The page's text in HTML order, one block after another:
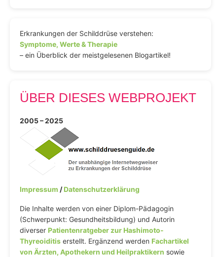
Erkrankungen der Schilddrüse verstehen:
Symptome, Werte & Therapie
– ein Überblick der meistgelesenen Blogartikel!
ÜBER DIESES WEBPROJEKT
2005 – 2025
Impressum /Datenschutzerklärung
Die Inhalte werden von einer Diplom-Pädagogin
(Schwerpunkt: Gesundheitsbildung) und Autorin
diverser Patientenratgeber zur Hashimoto-
Thyreoiditis erstellt. Ergänzend werden Fachartikel
von Ärzten, Apothekern und Heilpraktikern sowie